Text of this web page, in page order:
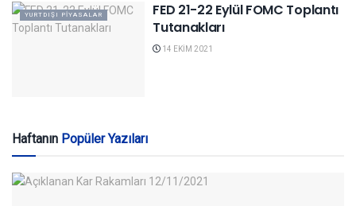
YURTDIŞI PIYASALAR
FED 21-22 Eylül FOMC Toplantı
Tutanakları
14 EKIM 2021
Haftanın Popüler Yazıları